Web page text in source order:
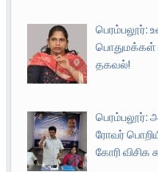
பெரம்பலூர்:
பொதுமக்கள்
தகவல்!
பெரம்பலூர்:
ரோவர்
கோரி விசிக